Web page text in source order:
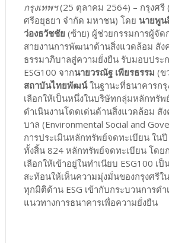
กรุงเทพฯ(25 ตุลาคม 2564) – กรุงศรี
ศรีอยุธยา จำกัด มหาชน) โดย นายพูน
ว่องธวัชชัย (ซ้าย) ผู้ช่วยกรรมการผู้จั
สายงานการพัฒนาด้านสิ่งแวดล้อม สัง
ธรรมาภิบาลสู่ความยั่งยืน รับมอบประ
ESG100 จากนายวรณัฐ เพียรธรรม (ข
สถาบันไทยพัฒน์ในฐานะที่ธนาคารก
เลือกให้เป็นหนึ่งในบริษัทกลุ่มหลักทรัพ
ดำเนินงานโดดเด่นด้านสิ่งแวดล้อม สั
บาล (Environmental Social and
การประเมินหลักทรัพย์จดทะเบียน ใน
ทั้งสิ้น 824 หลักทรัพย์จดทะเบียน โดย
เลือกให้เข้าอยู่ในทำเนียบ ESG100 เ
สะท้อนให้เห็นความมุ่งมั่นของกรุงศรีใ
ทุกมิติด้าน ESG เข้ากับกระบวนการด
แนวทางการธนาคารเพื่อความยั่งยืน